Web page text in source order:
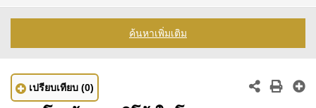
ค้นหาเพิ่มเติม
เปรียบเทียบ (0)